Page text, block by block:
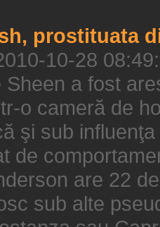
prostituata
10-28
Sheen a fost
o cameră de
şi sub
de
are 22
sub alte